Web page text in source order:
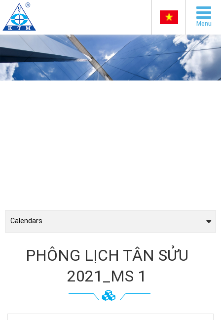
Menu
Calendars
PHÔNG LỊCH TÂN SỬU
2021_MS 1